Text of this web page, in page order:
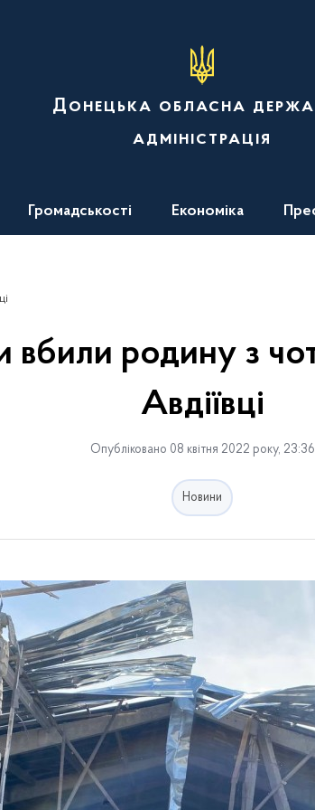
Донецька обласна
адміністрація
Громадськості Економіка
вбили родину з
Авдіївці
Опубліковано 08 квітня 2022 року, 23:36
Новини